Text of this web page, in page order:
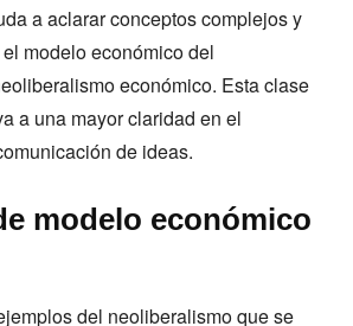
a aclarar conceptos complejos y
modelo económico del
económico. Esta clase
a una mayor claridad en el
de ideas.
modelo económico
del neoliberalismo que se